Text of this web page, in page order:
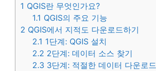
1 QGIS란 무엇인가요?
1.1 QGIS의 주요 기능
2 QGIS에서 지적도 다운로드하기
2.1 1단계: QGIS 설치
2.2 2단계: 데이터 소스 찾기
2.3 3단계: 적절한 데이터 다운로드